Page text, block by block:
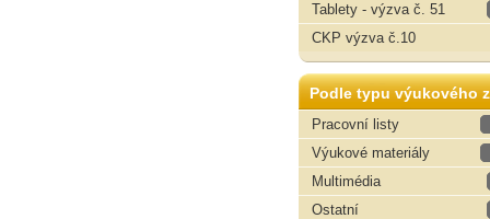
Tablety - výzva č. 51
CKP výzva č.10
Podle typu výukového
Pracovní listy
Výukové materiály
Multimédia
Ostatní